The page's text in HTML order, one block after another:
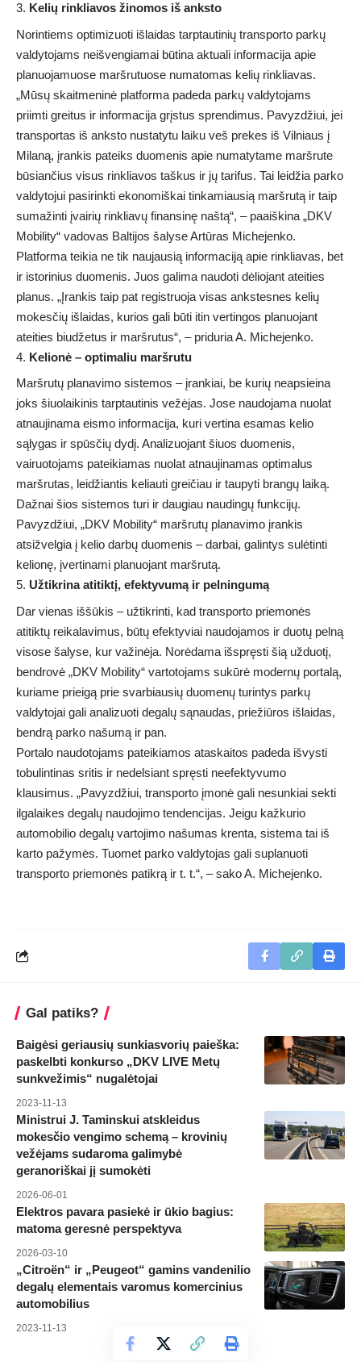
Kelių rinkliavos žinomos iš anksto
Norintiems optimizuoti išlaidas tarptautinių transporto parkų
valdytojams neišvengiamai būtina aktuali informacija apie
planuojamuose maršrutuose numatomas kelių rinkliavas.
„Mūsų skaitmeninė platforma padeda parkų valdytojams
priimti greitus ir informacija grįstus sprendimus. Pavyzdžiui, jei
transportas iš anksto nustatytu laiku veš prekes iš Vilniaus į
Milaną, įrankis pateiks duomenis apie numatytame maršrute
būsiančius visus rinkliavos taškus ir jų tarifus. Tai leidžia parko
valdytojui pasirinkti ekonomiškai tinkamiausią maršrutą ir taip
sumažinti įvairių rinkliavų finansinę naštą“, – paaiškina „DKV
Mobility“ vadovas Baltijos šalyse Artūras Michejenko.
Platforma teikia ne tik naujausią informaciją apie rinkliavas, bet
ir istorinius duomenis. Juos galima naudoti dėliojant ateities
planus. „Įrankis taip pat registruoja visas ankstesnes kelių
mokesčių išlaidas, kurios gali būti itin vertingos planuojant
ateities biudžetus ir maršrutus“, – priduria A. Michejenko.
Kelionė – optimaliu maršrutu
Maršrutų planavimo sistemos – įrankiai, be kurių neapsieina
joks šiuolaikinis tarptautinis vežėjas. Jose naudojama nuolat
atnaujinama eismo informacija, kuri vertina esamas kelio
sąlygas ir spūsčių dydį. Analizuojant šiuos duomenis,
vairuotojams pateikiamas nuolat atnaujinamas optimalus
maršrutas, leidžiantis keliauti greičiau ir taupyti brangų laiką.
Dažnai šios sistemos turi ir daugiau naudingų funkcijų.
Pavyzdžiui, „DKV Mobility“ maršrutų planavimo įrankis
atsižvelgia į kelio darbų duomenis – darbai, galintys sulėtinti
kelionę, įvertinami planuojant maršrutą.
Užtikrina atitiktį, efektyvumą ir pelningumą
Dar vienas iššūkis – užtikrinti, kad transporto priemonės
atitiktų reikalavimus, būtų efektyviai naudojamos ir duotų pelną
visose šalyse, kur važinėja. Norėdama išspręsti šią užduotį,
bendrovė „DKV Mobility“ vartotojams sukūrė modernų portalą,
kuriame prieigą prie svarbiausių duomenų turintys parkų
valdytojai gali analizuoti degalų sąnaudas, priežiūros išlaidas,
bendrą parko našumą ir pan.
Portalo naudotojams pateikiamos ataskaitos padeda išvysti
tobulintinas sritis ir nedelsiant spręsti neefektyvumo
klausimus. „Pavyzdžiui, transporto įmonė gali nesunkiai sekti
ilgalaikes degalų naudojimo tendencijas. Jeigu kažkurio
automobilio degalų vartojimo našumas krenta, sistema tai iš
karto pažymės. Tuomet parko valdytojas gali suplanuoti
transporto priemonės patikrą ir t. t.“, – sako A. Michejenko.
Gal patiks?
Baigėsi geriausių sunkiasvorių paieška:
paskelbti konkurso „DKV LIVE Metų
sunkvežimis“ nugalėtojai
2023-11-13
Ministrui J. Taminskui atskleidus
mokesčio vengimo schemą – krovinių
vežėjams sudaroma galimybė
geranoriškai jį sumokėti
2026-06-01
Elektros pavara pasiekė ir ūkio bagius:
matoma geresnė perspektyva
2026-03-10
„Citroën“ ir „Peugeot“ gamins vandenilio
degalų elementais varomus komercinius
automobilius
2023-11-13